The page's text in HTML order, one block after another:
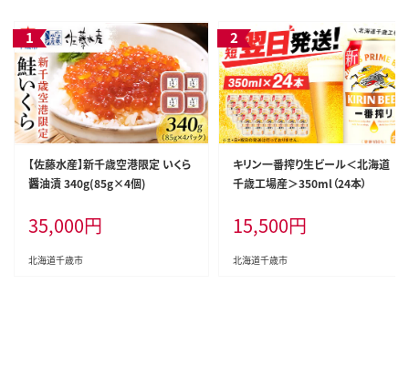
【佐藤水産】新千歳空港限定 いくら
醤油漬 340g(85g×4個)
35,000円
北海道千歳市
キリン一番搾り生ビール＜北海道
千歳工場産＞350ml（24本）
15,500円
北海道千歳市